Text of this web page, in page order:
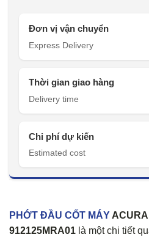
Đơn vị vận chuyển
Express Delivery
Thời gian giao hàng
Delivery time
Chi phí dự kiến
Estimated cost
PHỚT ĐẦU CỐT MÁY ACURA
912125MRA01 là một chi tiết